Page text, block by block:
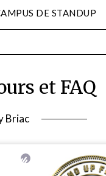
DE STANDUP
et FAQ
Briac